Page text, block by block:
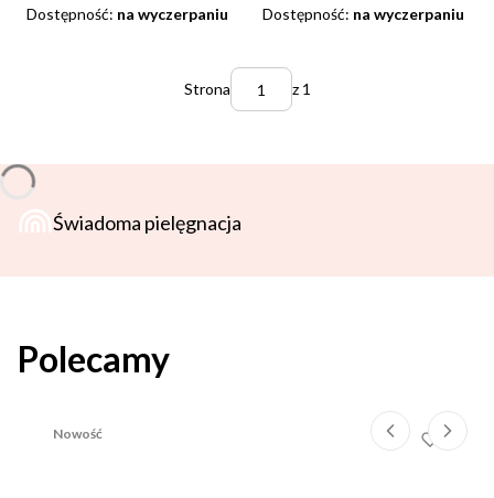
Dostępność: na wyczerpaniu Dostępność: na wyczerpaniu
Strona z 1
Świadoma pielęgnacja
Polecamy
Nowość